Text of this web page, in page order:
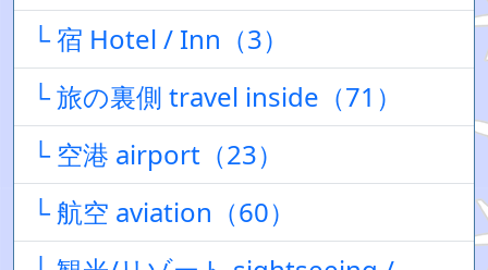
└ 宿 Hotel / Inn（3）
└ 旅の裏側 travel inside（71）
└ 空港 airport（23）
└ 航空 aviation（60）